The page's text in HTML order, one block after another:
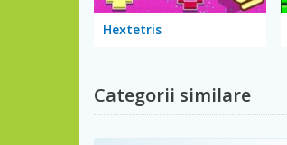
Hextetris
Categorii similare